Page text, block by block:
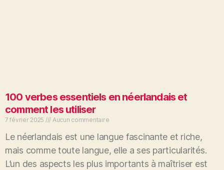
100 verbes essentiels en néerlandais et
comment les utiliser
7 février 2025 Aucun commentaire
Le néerlandais est une langue fascinante et riche,
mais comme toute langue, elle a ses particularités.
L’un des aspects les plus importants à maîtriser est